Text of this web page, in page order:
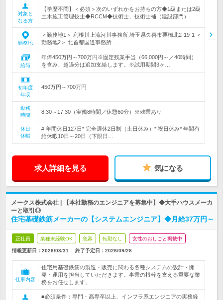
対象と
なる方
【学歴不問】＜必須＞次のいずれかをお持ちの方◆1級または2級
土木施工管理技士◆RCCM◆技術士、技術士補（建設部門）
勤務地
＜勤務地1＞ 利根川上流河川事務所 埼玉県久喜市栗橋北2-19-1 ＜
勤務地2＞ 北首都国道事務所…
給与
年俸450万円～700万円※固定残業手当（66,000円～／40時間）
を含み、超過分は追加支給します。※試用期間3ヶ…
初年度
年収
450万円～700万円
勤務
時間
8:30～17:30（実働8時間／休憩60分）※残業あり
休日
休暇
# 年間休日127日* 完全週休2日制（土日休み）* 祝日休み* 年間有
給休暇10日～20日（下限日…
求人詳細を見る 気になる
メークス株式会社 | 【本社勤務のエンジニアを募集中】◆大手ハウスメーカ
ーと取引◎
住宅基礎鉄筋メーカーの【システムエンジニア】◆月給37万円～
正社員 業種未経験OK 急募 転勤なし 女性のおしごと掲載中
情報更新日：2026/03/31 終了予定日： 2026/09/28
仕事内容
住宅用基礎鉄筋の製造・販売に関わる各種システムの設計・開
発・運用を担当していただきます。事業の根幹を支える重要な業
務をお任せします。
■必須条件：専門・高専卒以上、インフラ系エンジニアの実務経